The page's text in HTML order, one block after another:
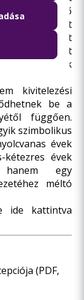
első
Ft között
– a teret
kialakítását
források
kivitelezési
be a
függően.
szimbolikus
évek
kétezres évek
hanem egy
méltó
ide kattintva
(PDF,